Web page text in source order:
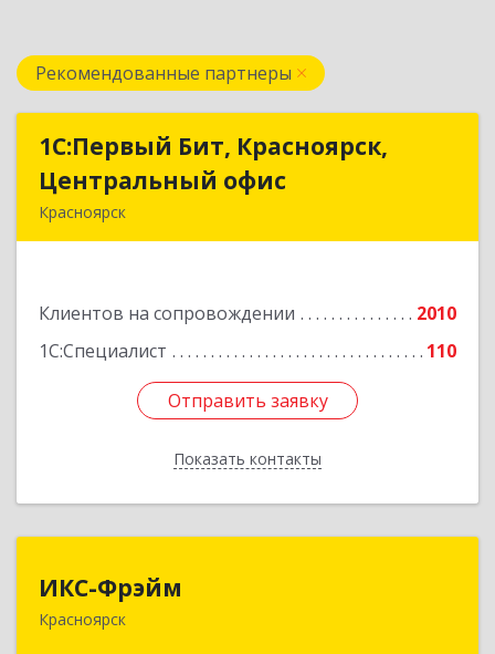
Рекомендованные партнеры
1С:Первый Бит, Красноярск,
Центральный офис
Красноярск
Клиентов на сопровождении
2010
1С:Специалист
110
Отправить заявку
Показать контакты
1С:Первый Бит, Красноярск,
Центральный офис
Подробнее
Отправить заявку
Назад
ИКС-Фрэйм
Красноярск660077, Красноярский край, Красноярск г,